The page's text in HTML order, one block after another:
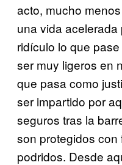
acto, mucho
una vida
ridículo lo que
ser muy ligeros en
que pasa como
ser impartido por
seguros tras la
son protegidos
podridos. Desde